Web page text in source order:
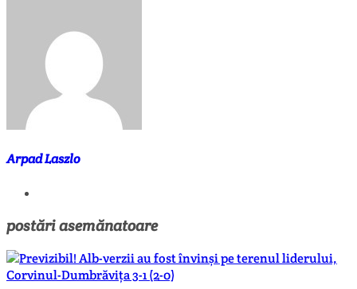
Arpad Laszlo
postări asemănatoare